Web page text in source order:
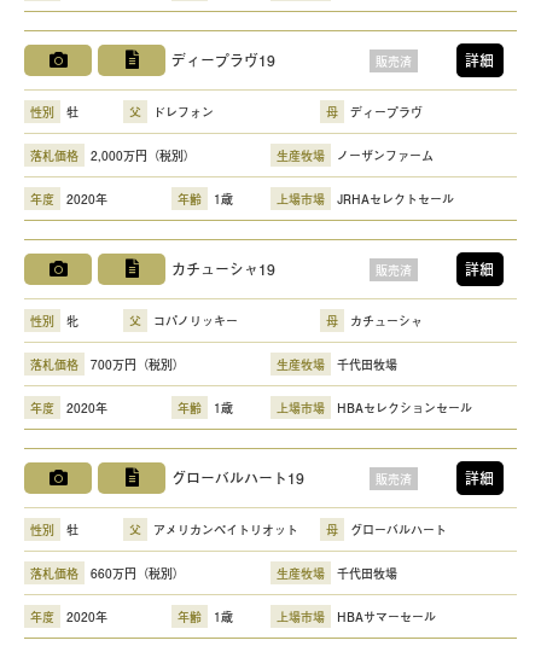
ディープラヴ19 販売済 詳細
性別 牡 父 ドレフォン 母 ディープラヴ
落札価格 2,000万円（税別） 生産牧場 ノーザンファーム
年度 2020年 年齢 1歳 上場市場 JRHAセレクトセール
カチューシャ19 販売済 詳細
性別 牝 父 コパノリッキー 母 カチューシャ
落札価格 700万円（税別） 生産牧場 千代田牧場
年度 2020年 年齢 1歳 上場市場 HBAセレクションセール
グローバルハート19 販売済 詳細
性別 牡 父 アメリカンペイトリオット 母 グローバルハート
落札価格 660万円（税別） 生産牧場 千代田牧場
年度 2020年 年齢 1歳 上場市場 HBAサマーセール